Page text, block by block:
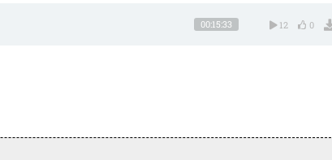
00:15:33 12 0